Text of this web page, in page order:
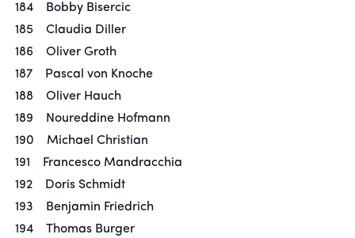
184 Bobby Bisercic
185 Claudia Diller
186 Oliver Groth
187 Pascal von Knoche
188 Oliver Hauch
189 Noureddine Hofmann
190 Michael Christian
191 Francesco Mandracchia
192 Doris Schmidt
193 Benjamin Friedrich
194 Thomas Burger